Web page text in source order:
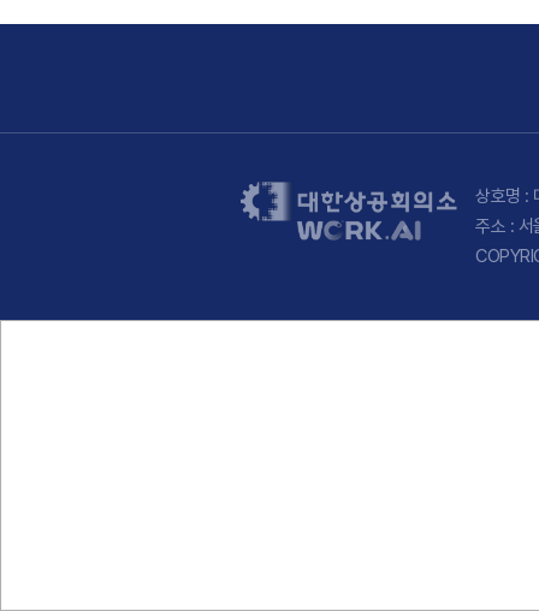
상호명 :
주소 :